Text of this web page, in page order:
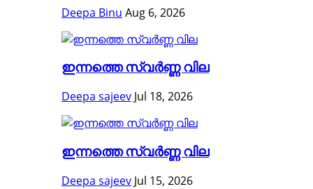
Deepa Binu Aug 6, 2026
ഇന്നത്തെ സ്വർണ്ണ വില
Deepa sajeev Jul 18, 2026
ഇന്നത്തെ സ്വർണ്ണ വില
Deepa sajeev Jul 15, 2026